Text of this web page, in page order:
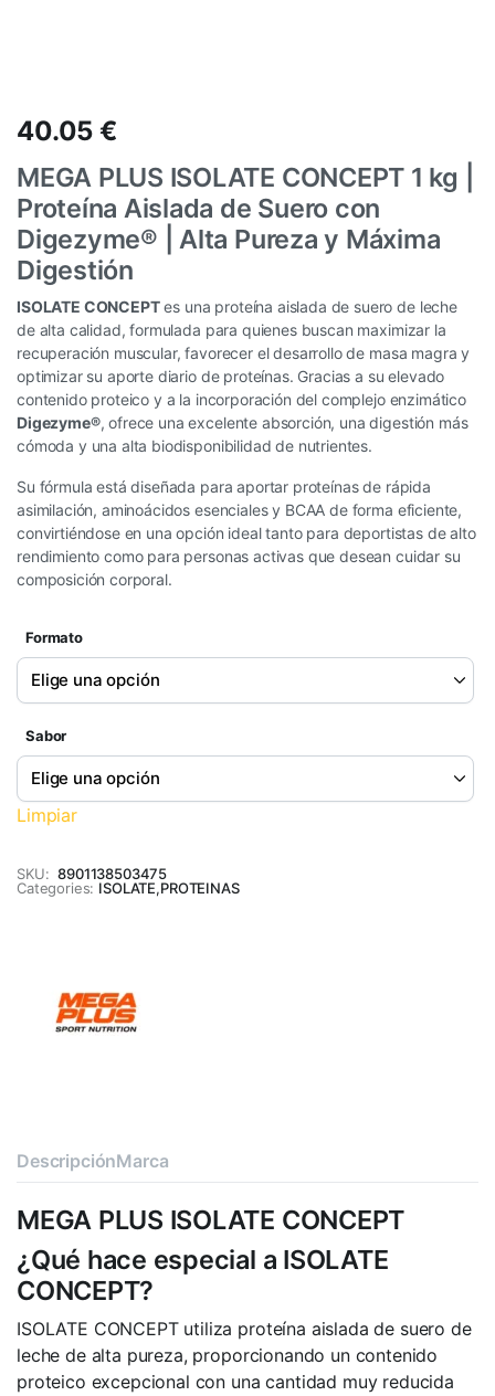
40.05€
MEGA PLUS ISOLATE CONCEPT 1 kg |
Proteína Aislada de Suero con
Digezyme® | Alta Pureza y Máxima
Digestión
ISOLATE CONCEPTes una proteína aislada de suero de leche
de alta calidad, formulada para quienes buscan maximizar la
recuperación muscular, favorecer el desarrollo de masa magra y
optimizar su aporte diario de proteínas. Gracias a su elevado
contenido proteico y a la incorporación del complejo enzimático
Digezyme®, ofrece una excelente absorción, una digestión más
cómoda y una alta biodisponibilidad de nutrientes.
Su fórmula está diseñada para aportar proteínas de rápida
asimilación, aminoácidos esenciales y BCAA de forma eficiente,
convirtiéndose en una opción ideal tanto para deportistas de alto
rendimiento como para personas activas que desean cuidar su
composición corporal.
Formato
Sabor
Limpiar
SKU: 8901138503475
Categories: ISOLATE,PROTEINAS
DescripciónMarca
MEGA PLUS ISOLATE CONCEPT
¿Qué hace especial a ISOLATE
CONCEPT?
ISOLATE CONCEPT utiliza proteína aislada de suero de
leche de alta pureza, proporcionando un contenido
proteico excepcional con una cantidad muy reducida